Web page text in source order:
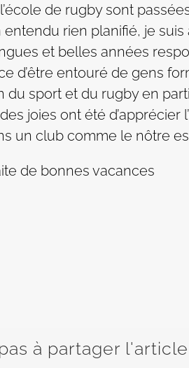
de rugby sont
entendu rien planifié, je
et belles années
d’être entouré de gens
du sport et du rugby en
joies ont été
un club comme le nôtre
de bonnes vacances
à partager